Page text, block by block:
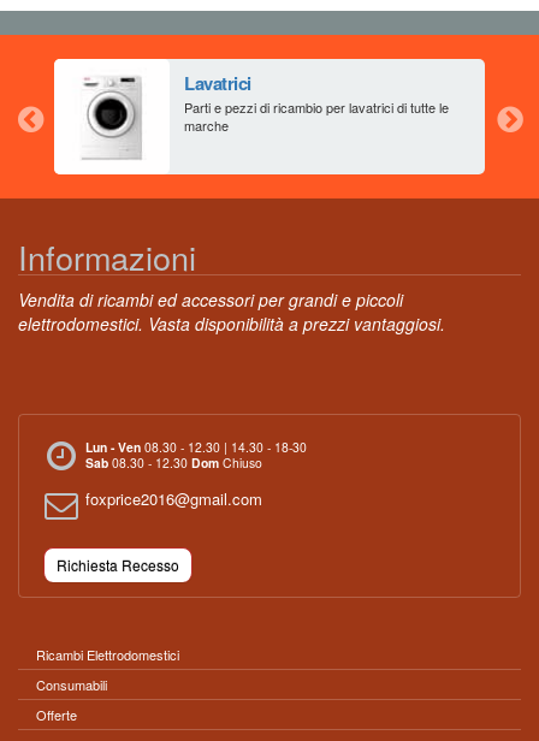
Lavatrici
Parti e pezzi di ricambio per lavatrici di tutte le
marche
Informazioni
Vendita di ricambi ed accessori per grandi e piccoli
elettrodomestici. Vasta disponibilità a prezzi vantaggiosi.
Lun - Ven 08.30 - 12.30 | 14.30 - 18-30
Sab 08.30 - 12.30 Dom Chiuso
foxprice2016@gmail.com
Richiesta Recesso
Ricambi Elettrodomestici
Consumabili
Offerte